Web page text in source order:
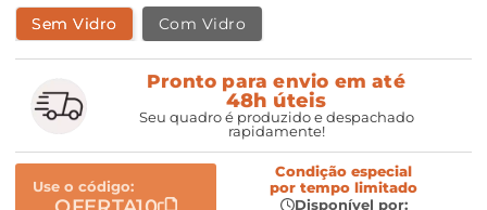
Sem Vidro Com Vidro
Pronto para envio em até
48h úteis
Seu quadro é produzido e despachado
rapidamente!
Use o código:
Condição especial
por tempo limitado
Disponível por: